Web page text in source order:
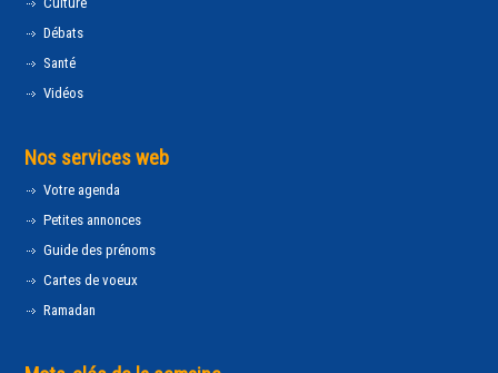
Débats
Santé
Vidéos
Nos services web
Votre agenda
Petites annonces
Guide des prénoms
Cartes de voeux
Ramadan